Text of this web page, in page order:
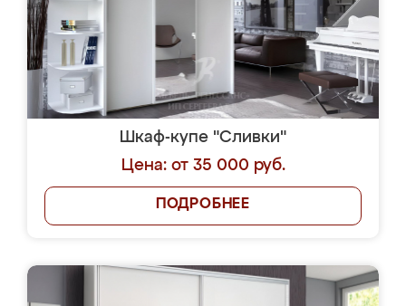
Шкаф-купе "Сливки"
Цена: от 35 000 руб.
ПОДРОБНЕЕ